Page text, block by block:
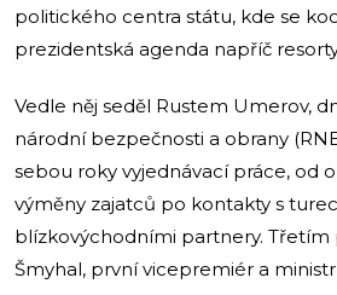
politického centra státu, kde se
prezidentská agenda napříč
Vedle něj seděl Rustem Umerov,
národní bezpečnosti a obrany
sebou roky vyjednávací práce, od
výměny zajatců po kontakty s
blízkovýchodními partnery. Třetím
Šmyhal, první vicepremiér a